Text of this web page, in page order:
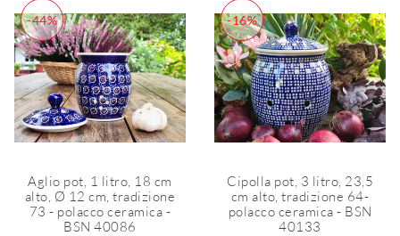
-44%
Aglio pot, 1 litro, 18 cm
alto, Ø 12 cm, tradizione
73 - polacco ceramica -
BSN 40086
-16%
Cipolla pot, 3 litro, 23,5
cm alto, tradizione 64-
polacco ceramica - BSN
40133